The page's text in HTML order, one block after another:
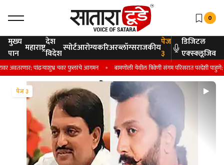
0
मुख्य
पान महाराष्ट्रदेश
विदेशस्पोर्टआरोग्यकरिअरब्लॉग्सराजकीयपेज
३
डिजिटल
एक्स्क्लूजिव
पांढऱ्याशुभ्र चवर फुलांचे आगमन बामणोली येथील त्रिवेणी संगम परिसरात परदेशी पाहुणे;
पेज ३
पेज ३